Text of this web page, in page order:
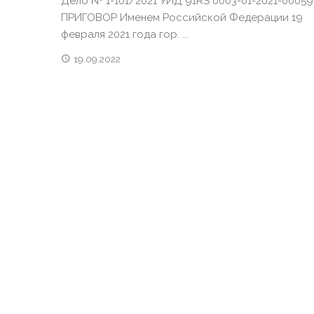
ПРИГОВОР Именем Российской Федерации 19
февраля 2021 года гор. ...
19.09.2022